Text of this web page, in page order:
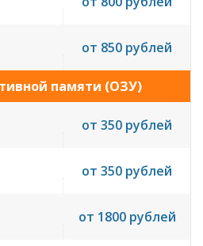
от 850 рублей
памяти (ОЗУ)
от 350 рублей
от 350 рублей
от 1800 рублей